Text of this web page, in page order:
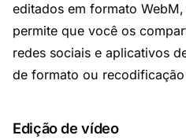
editados em formato
permite que você os
redes sociais e aplicativos
de formato ou
Edição de vídeo